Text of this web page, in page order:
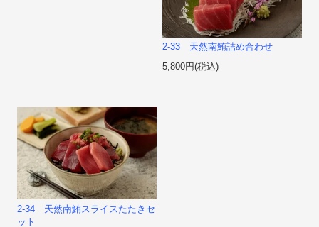
2-33 天然南鮪詰め合わせ
5,800円(税込)
2-34 天然南鮪スライスたたきセ
ット